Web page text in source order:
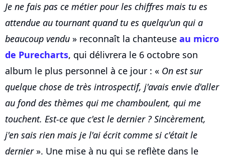
Je ne fais pas ce métier pour les chiffres mais tu es
attendue au tournant quand tu es quelqu'un qui a
beaucoup vendu » reconnaît la chanteuse au micro
de Purecharts, qui délivrera le 6 octobre son
album le plus personnel à ce jour : « On est sur
quelque chose de très introspectif, j'avais envie d'aller
au fond des thèmes qui me chamboulent, qui me
touchent. Est-ce que c'est le dernier ? Sincèrement,
j'en sais rien mais je l'ai écrit comme si c'était le
dernier». Une mise à nu qui se reflète dans le